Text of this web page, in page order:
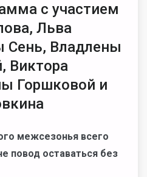
с участием
Льва
Сень, Владлены
Виктора
Горшковой и
межсезонья всего
повод оставаться без